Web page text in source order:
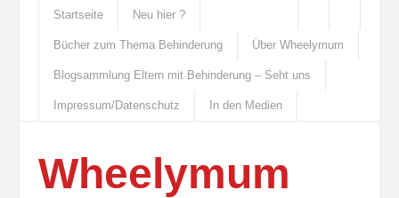
Startseite Neu hier ?
Bücher zum Thema Behinderung Über Wheelymum
Blogsammlung Eltern mit Behinderung – Seht uns
Impressum/Datenschutz In den Medien
Wheelymum